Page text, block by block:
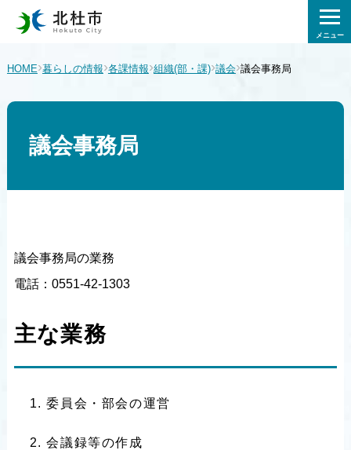
メニュー
HOME›暮らしの情報›各課情報›組織(部・課)›議会›議会事務局
議会事務局
議会事務局の業務
電話：0551-42-1303
主な業務
委員会・部会の運営
会議録等の作成